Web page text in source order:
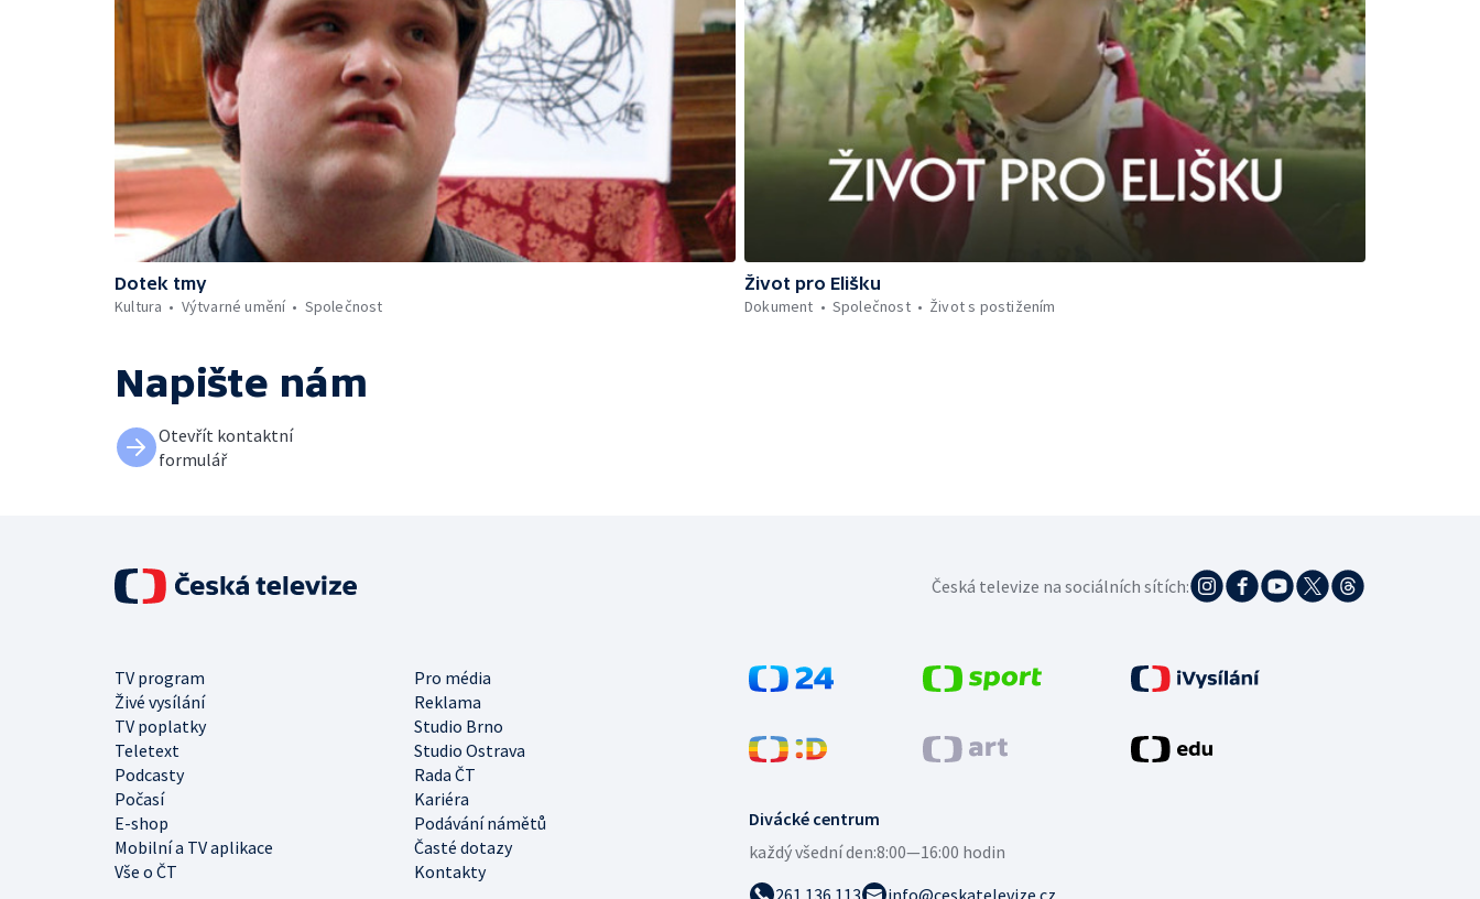
Dotek tmy
Kultura
Výtvarné umění Společnost
Život pro Elišku
Dokument
Společnost Život s postižením
Napište nám
Otevřít kontaktní
formulář
Divácké centrum
každý všední den:8:00—16:00 hodin
261 136 113
info@ceskatelevize.cz
TV program
Pro média
Živé vysílání
Reklama
TV poplatky
Studio Brno
Teletext
Studio Ostrava
Podcasty
Rada ČT
Počasí
Kariéra
E-shop
Podávání námětů
Mobilní a TV aplikace
Časté dotazy
Vše o ČT
Kontakty
Česká televize na sociálních sítích: